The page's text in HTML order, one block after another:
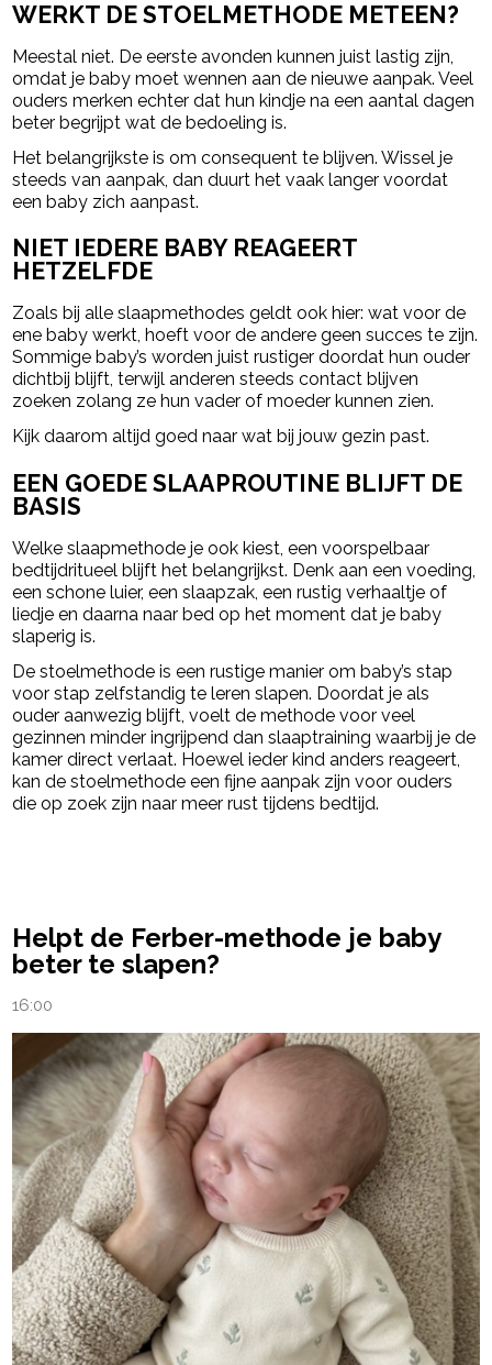
WERKT DE STOELMETHODE METEEN?
Meestal niet. De eerste avonden kunnen juist lastig zijn,
omdat je baby moet wennen aan de nieuwe aanpak. Veel
ouders merken echter dat hun kindje na een aantal dagen
beter begrijpt wat de bedoeling is.
Het belangrijkste is om consequent te blijven. Wissel je
steeds van aanpak, dan duurt het vaak langer voordat
een baby zich aanpast.
NIET IEDERE BABY REAGEERT
HETZELFDE
Zoals bij alle slaapmethodes geldt ook hier: wat voor de
ene baby werkt, hoeft voor de andere geen succes te zijn.
Sommige baby’s worden juist rustiger doordat hun ouder
dichtbij blijft, terwijl anderen steeds contact blijven
zoeken zolang ze hun vader of moeder kunnen zien.
Kijk daarom altijd goed naar wat bij jouw gezin past.
EEN GOEDE SLAAPROUTINE BLIJFT DE
BASIS
Welke slaapmethode je ook kiest, een voorspelbaar
bedtijdritueel blijft het belangrijkst. Denk aan een voeding,
een schone luier, een slaapzak, een rustig verhaaltje of
liedje en daarna naar bed op het moment dat je baby
slaperig is.
De stoelmethode is een rustige manier om baby’s stap
voor stap zelfstandig te leren slapen. Doordat je als
ouder aanwezig blijft, voelt de methode voor veel
gezinnen minder ingrijpend dan slaaptraining waarbij je de
kamer direct verlaat. Hoewel ieder kind anders reageert,
kan de stoelmethode een fijne aanpak zijn voor ouders
die op zoek zijn naar meer rust tijdens bedtijd.
Helpt de Ferber-methode je baby
beter te slapen?
16:00